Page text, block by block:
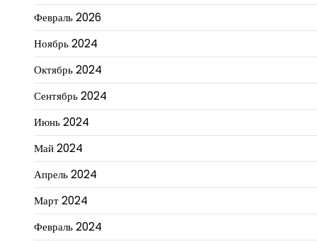
Февраль 2026
Ноябрь 2024
Октябрь 2024
Сентябрь 2024
Июнь 2024
Май 2024
Апрель 2024
Март 2024
Февраль 2024